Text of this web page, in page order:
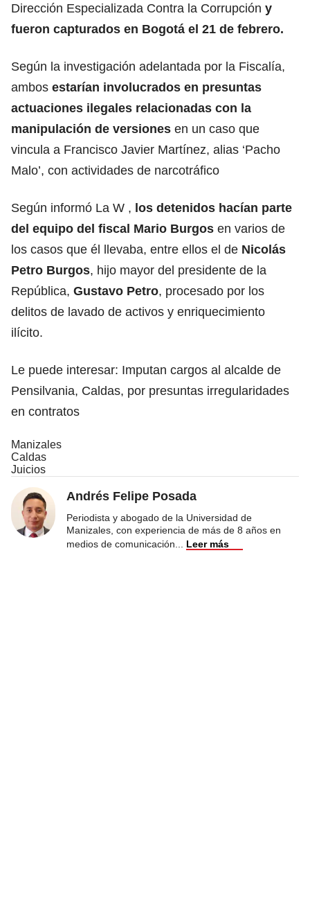
Dirección Especializada Contra la Corrupción y
fueron capturados en Bogotá el 21 de febrero.
Según la investigación adelantada por la Fiscalía,
ambos estarían involucrados en presuntas
actuaciones ilegales relacionadas con la
manipulación de versiones en un caso que
vincula a Francisco Javier Martínez, alias ‘Pacho
Malo’, con actividades de narcotráfico
Según informó La W , los detenidos hacían parte
del equipo del fiscal Mario Burgos en varios de
los casos que él llevaba, entre ellos el de Nicolás
Petro Burgos, hijo mayor del presidente de la
República, Gustavo Petro, procesado por los
delitos de lavado de activos y enriquecimiento
ilícito.
Le puede interesar: Imputan cargos al alcalde de
Pensilvania, Caldas, por presuntas irregularidades
en contratos
Manizales
Caldas
Juicios
Andrés Felipe Posada
Periodista y abogado de la Universidad de
Manizales, con experiencia de más de 8 años en
medios de comunicación
Leer más